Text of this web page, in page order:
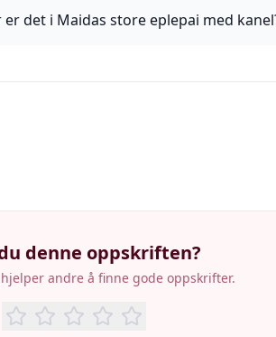
det i Maidas store eplepai med
denne oppskriften?
andre å finne gode oppskrifter.